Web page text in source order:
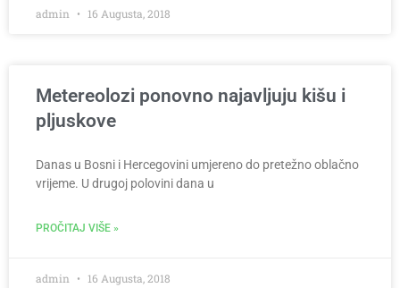
admin 16 Augusta, 2018
Metereolozi ponovno najavljuju kišu i
pljuskove
Danas u Bosni i Hercegovini umjereno do pretežno oblačno
vrijeme. U drugoj polovini dana u
PROČITAJ VIŠE »
admin 16 Augusta, 2018